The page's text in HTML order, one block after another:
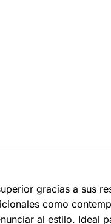
gracias a sus
como
al estilo. Ideal